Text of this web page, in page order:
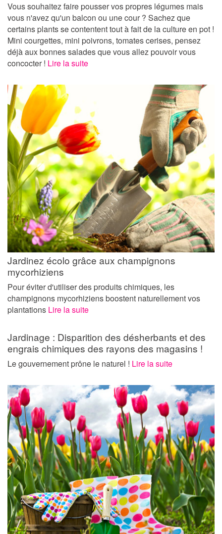
Vous souhaitez faire pousser vos propres légumes mais
vous n'avez qu'un balcon ou une cour ? Sachez que
certains plants se contentent tout à fait de la culture en pot !
Mini courgettes, mini poivrons, tomates cerises, pensez
déjà aux bonnes salades que vous allez pouvoir vous
concocter ! Lire la suite
Jardinez écolo grâce aux champignons
mycorhiziens
Pour éviter d'utiliser des produits chimiques, les
champignons mycorhiziens boostent naturellement vos
plantations Lire la suite
Jardinage : Disparition des désherbants et des
engrais chimiques des rayons des magasins !
Le gouvernement prône le naturel ! Lire la suite